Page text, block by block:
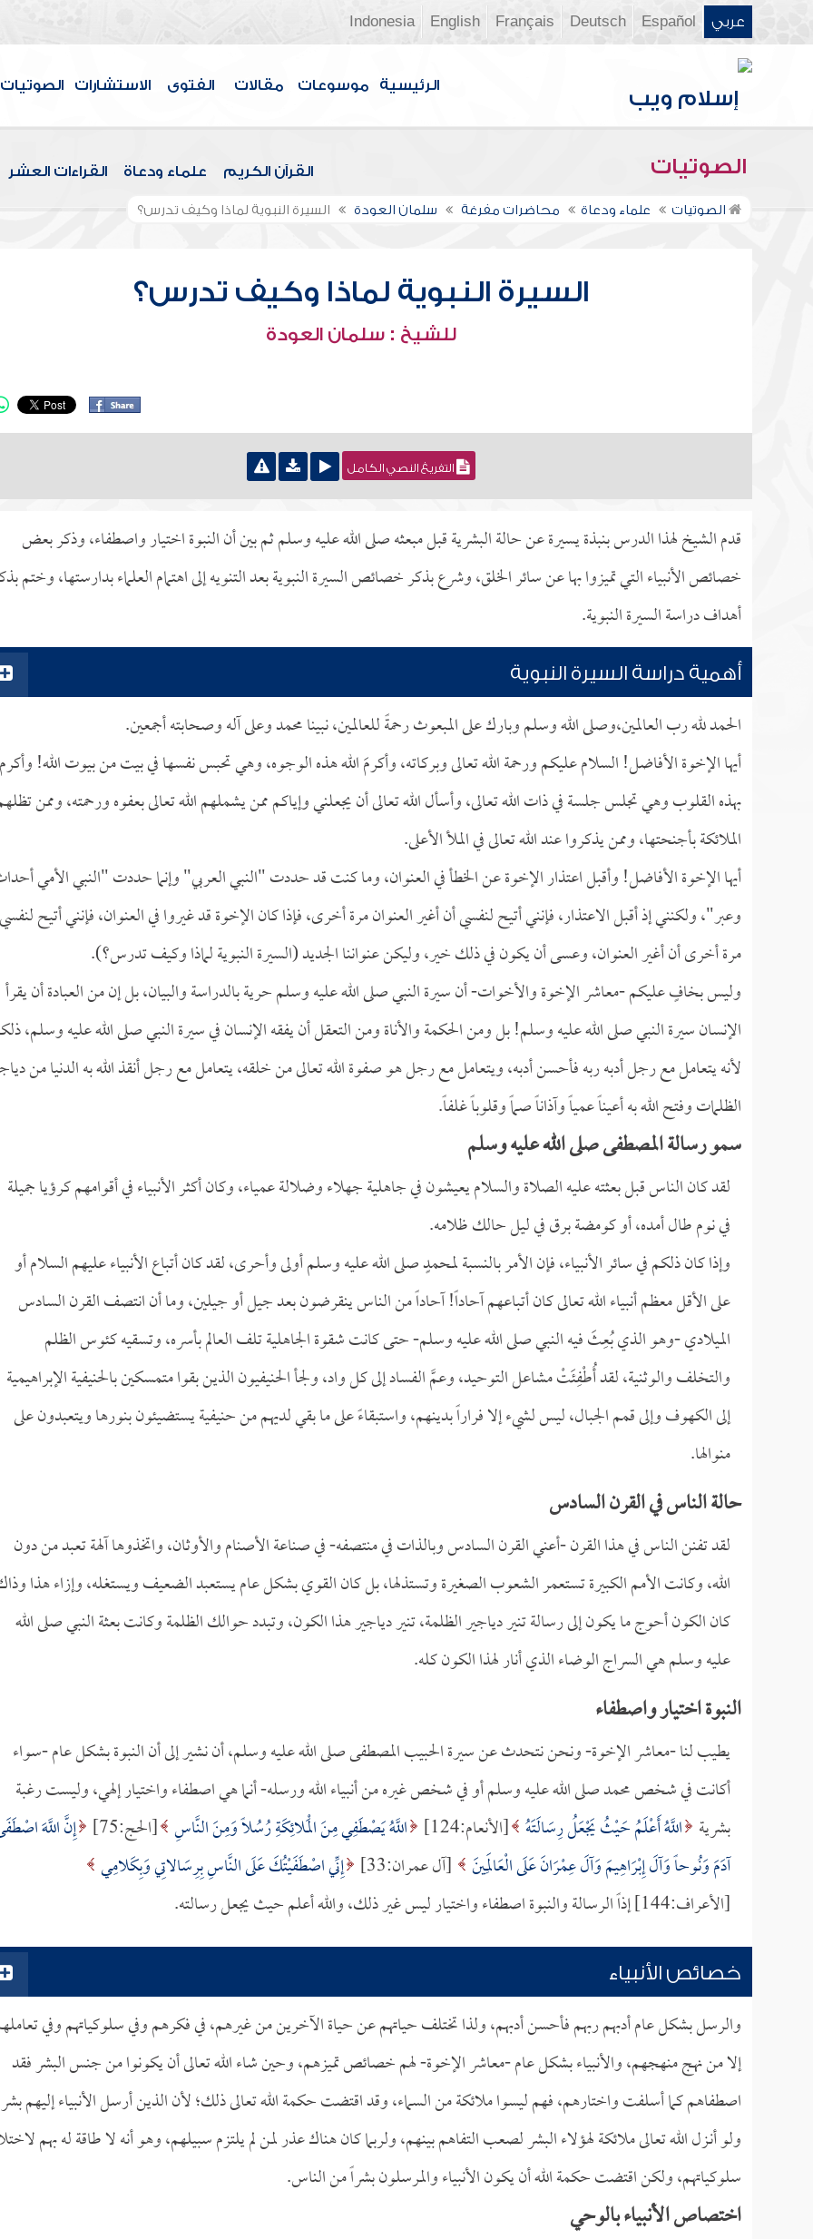
عربي Español
Deutsch
Français
English
Indonesia
الرئيسية موسوعات مقالات الفتوى الاستشارات الصوتيات
الصوتيات القرآن الكريم علماء ودعاة القراءات العشر
الصوتيات علماء ودعاة محاضرات مفرغة سلمان العودة السيرة النبوية لماذا وكيف تدرس؟
السيرة النبوية لماذا وكيف تدرس؟
للشيخ : سلمان العودة
التفريغ النصي الكامل
قدم الشيخ لهذا الدرس بنبذة يسيرة عن حالة البشرية قبل مبعثه صلى الله عليه وسلم ثم بين أن النبوة اختيار واصطفاء، وذكر بعض
خصائص الأنبياء التي تميزوا بها عن سائر الخلق، وشرع بذكر خصائص السيرة النبوية بعد التنويه إلى اهتمام العلماء بدارستها، وختم
أهداف دراسة السيرة النبوية.
أهمية دراسة السيرة النبوية
الحمد لله رب العالمين،وصلى الله وسلم وبارك على المبعوث رحمةً للعالمين، نبينا محمد وعلى آله وصحابته أجمعين.
أيها الإخوة الأفاضل! السلام عليكم ورحمة الله تعالى وبركاته، وأكرمَ الله هذه الوجوه، وهي تحبس نفسها في بيت من بيوت الله!
بهذه القلوب وهي تجلس جلسة في ذات الله تعالى، وأسأل الله تعالى أن يجعلني وإياكم ممن يشملهم الله تعالى بعفوه ورحمته، وممن
الملائكة بأجنحتها، وممن يذكروا عند الله تعالى في الملأ الأعلى.
أيها الإخوة الأفاضل! وأقبل اعتذار الإخوة عن الخطأ في العنوان، وما كنت قد حددت "النبي العربي" وإنما حددت "النبي الأمي
وعبر"، ولكنني إذ أقبل الاعتذار، فإنني أتيح لنفسي أن أغير العنوان مرة أخرى، فإذا كان الإخوة قد غيروا في العنوان، فإنني أتيح
مرة أخرى أن أغير العنوان، وعسى أن يكون في ذلك خير، وليكن عنواننا الجديد (السيرة النبوية لماذا وكيف تدرس؟).
وليس بخافٍ عليكم -معاشر الإخوة والأخوات- أن سيرة النبي صلى الله عليه وسلم حرية بالدراسة والبيان، بل إن من العبادة أن يقرأ
الإنسان سيرة النبي صلى الله عليه وسلم! بل ومن الحكمة والأناة ومن التعقل أن يفقه الإنسان في سيرة النبي صلى الله عليه وسلم،
لأنه يتعامل مع رجل أدبه ربه فأحسن أدبه، ويتعامل مع رجل هو صفوة الله تعالى من خلقه، يتعامل مع رجل أنقذ الله به الدنيا من
الظلمات وفتح الله به أعيناً عمياً وآذاناً صماً وقلوباً غلفاً.
سمو رسالة المصطفى صلى الله عليه وسلم
لقد كان الناس قبل بعثته عليه الصلاة والسلام يعيشون في جاهلية جهلاء وضلالة عمياء، وكان أكثر الأنبياء في أقوامهم كرؤيا جميلة
في نوم طال أمده، أو كومضة برق في ليل حالك ظلامه.
وإذا كان ذلكم في سائر الأنبياء، فإن الأمر بالنسبة لمحمدٍ صلى الله عليه وسلم أولى وأحرى، لقد كان أتباع الأنبياء عليهم السلام أو
على الأقل معظم أنبياء الله تعالى كان أتباعهم آحاداً! آحاداً من الناس ينقرضون بعد جيل أو جيلين، وما أن انتصف القرن السادس
الميلادي -وهو الذي بُعِثَ فيه النبي صلى الله عليه وسلم- حتى كانت شقوة الجاهلية تلف العالم بأسره، وتسقيه كئوس الظلم
والتخلف والوثنية، لقد أُطْفِئَتْ مشاعل التوحيد، وعمَّ الفساد إلى كل واد، ولجأ الحنيفيون الذين بقوا متمسكين بالحنيفية الإبراهيمية
إلى الكهوف وإلى قمم الجبال، ليس لشيء إلا فراراً بدينهم، واستبقاءً على ما بقي لديهم من حنيفية يستضيئون بنورها ويتعبدون على
منوالها.
حالة الناس في القرن السادس
لقد تفنن الناس في هذا القرن -أعني القرن السادس وبالذات في منتصفه- في صناعة الأصنام والأوثان، واتخذوها آلهة تعبد من دون
الله، وكانت الأمم الكبيرة تستعمر الشعوب الصغيرة وتستذلها، بل كان القوي بشكل عام يستعبد الضعيف ويستغله، وإزاء هذا
كان الكون أحوج ما يكون إلى رسالة تنير دياجير الظلمة، تنير دياجير هذا الكون، وتبدد حوالك الظلمة وكانت بعثة النبي صلى الله
عليه وسلم هي السراج الوضاء الذي أنار لهذا الكون كله.
النبوة اختيار واصطفاء
يطيب لنا -معاشر الإخوة- ونحن نتحدث عن سيرة الحبيب المصطفى صلى الله عليه وسلم، أن نشير إلى أن النبوة بشكل عام -سواء
أكانت في شخص محمد صلى الله عليه وسلم أو في شخص غيره من أنبياء الله ورسله- أنما هي اصطفاء واختيار إلهي، وليست رغبة
بشرية اللَّهُ أَعْلَمُ حَيْثُ يَجْعَلُ رِسَالَتَهُ [الأنعام:124] اللَّهُ يَصْطَفِي مِنَ الْمَلائِكَةِ رُسُلاً وَمِنَ النَّاسِ [الحج:75]
إِنَّ اللَّهَ
آدَمَ وَنُوحاً وَآلَ إِبْرَاهِيمَ وَآلَ عِمْرَانَ عَلَى الْعَالَمِينَ [آل عمران:33]
إِنِّي اصْطَفَيْتُكَ عَلَى النَّاسِ بِرِسَالاتِي وَبِكَلامِي
[الأعراف:144] إذاً الرسالة والنبوة اصطفاء واختيار ليس غير ذلك، والله أعلم حيث يجعل رسالته.
خصائص الأنبياء
والرسل بشكل عام أدبهم ربهم فأحسن أدبهم، ولذا تختلف حياتهم عن حياة الآخرين من غيرهم، في فكرهم وفي سلوكياتهم وفي
إلا من نهج منهجهم، والأنبياء بشكل عام -معاشر الإخوة- لهم خصائص تميزهم، وحين شاء الله تعالى أن يكونوا من جنس البشر فقد
اصطفاهم كما أسلفت واختارهم، فهم ليسوا ملائكة من السماء، وقد اقتضت حكمة الله تعالى ذلك؛ لأن الذين أرسل الأنبياء إليهم
ولو أنـزل الله تعالى ملائكة لهؤلاء البشر لصعب التفاهم بينهم، ولربما كان هناك عذر لمن لم يلتزم سبيلهم، وهو أنه لا طاقة له بهم
سلوكياتهم، ولكن اقتضت حكمة الله أن يكون الأنبياء والمرسلون بشراً من الناس.
اختصاص الأنبياء بالوحي